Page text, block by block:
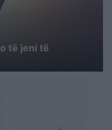
të jeni të